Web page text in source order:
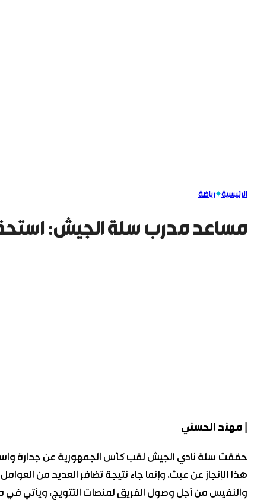
الرئيسية رياضة
مساعد مدرب سلة الجيش:
| مهند الحسني
حققت سلة نادي الجيش لقب كأس الجمهورية عن جدارة
هذا الإنجاز عن عبث، وإنما جاء نتيجة تضافر العديد من
والنفيس من أجل وصول الفريق لمنصات التتويج، ويأتي في